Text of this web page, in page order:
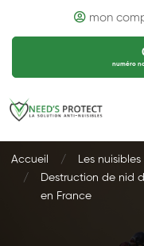
mon
numéro
Accueil
Les nuisibles
Destruction de nid
en France